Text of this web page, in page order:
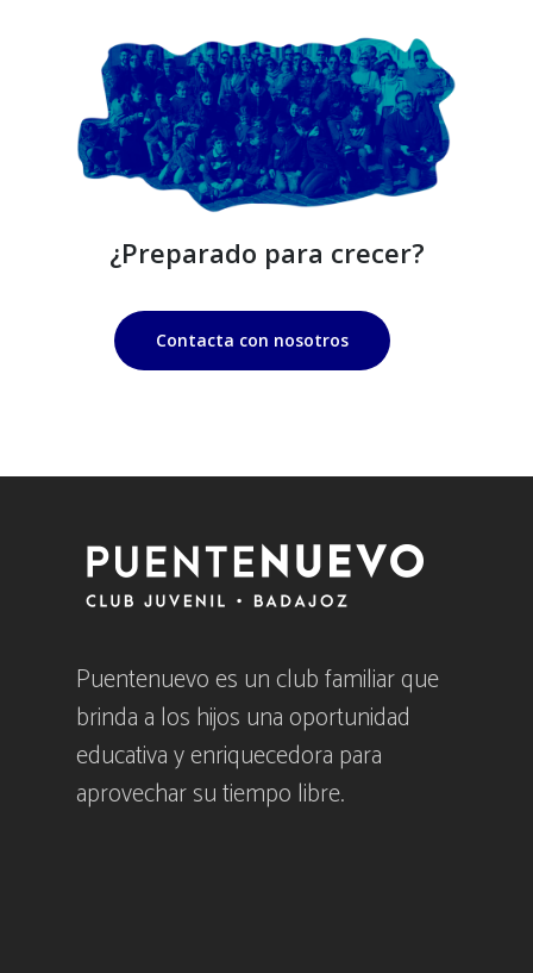
¿Preparado para crecer?
Contacta con nosotros
Puentenuevo es un club familiar que
brinda a los hijos una oportunidad
educativa y enriquecedora para
aprovechar su tiempo libre.